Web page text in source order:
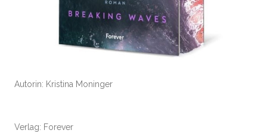
Autorin: Kristina Moninger
Verlag: Forever